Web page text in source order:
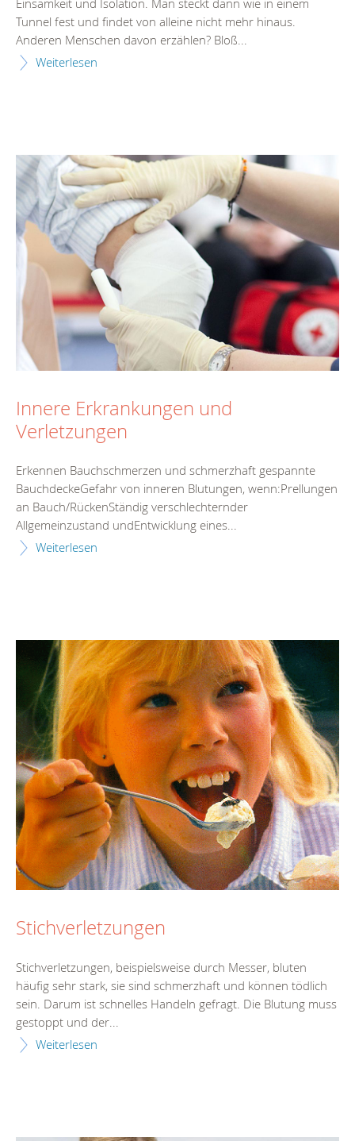
Einsamkeit und Isolation. Man steckt dann wie in einem
Tunnel fest und findet von alleine nicht mehr hinaus.
Anderen Menschen davon erzählen? Bloß...
Weiterlesen
Innere Erkrankungen und
Verletzungen
Erkennen Bauchschmerzen und schmerzhaft gespannte
BauchdeckeGefahr von inneren Blutungen, wenn:Prellungen
an Bauch/RückenStändig verschlechternder
Allgemeinzustand undEntwicklung eines...
Weiterlesen
Stichverletzungen
Stichverletzungen, beispielsweise durch Messer, bluten
häufig sehr stark, sie sind schmerzhaft und können tödlich
sein. Darum ist schnelles Handeln gefragt. Die Blutung muss
gestoppt und der...
Weiterlesen